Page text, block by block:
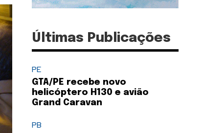
Últimas Publicações
PE
GTA/PE recebe novo
helicóptero H130 e avião
Grand Caravan
PB